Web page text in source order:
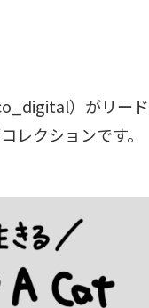
）がリー
レクションです。